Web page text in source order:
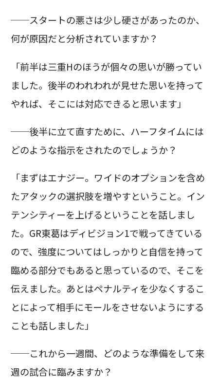
──スタートの悪さは少し硬さがあったのか、
何が原因だと分析されていますか？
「前半は三重Hのほうが個々の思いが勝ってい
ました。後半のわれわれが見せた思いを持って
やれば、そこには対応できると思います」
──後半に立て直すために、ハーフタイムには
どのような指示をされたのでしょうか？
「まずはエナジー。ワイドのオプションを含め
たアタックの選択肢を増やすということ。イン
テンシティーを上げるということを話しまし
た。GR東葛はディビジョン1で戦ってきている
ので、強度についてはしっかりと自信を持って
臨める部分でもあると思っているので、そこを
伝えました。あとはペナルティを少なくするこ
とによって相手にモールをさせないようにする
ことも話しました」
──これから一週間、どのような準備をして来
週の試合に臨みますか？